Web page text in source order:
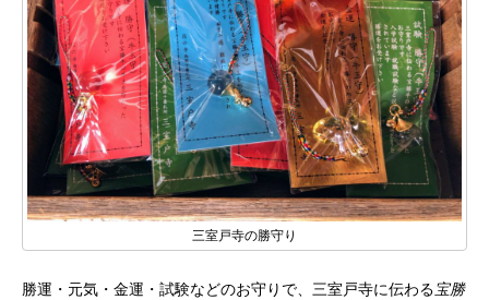
三室戸寺の勝守り
勝運・元気・金運・試験などのお守りで、三室戸寺に伝わる宝勝